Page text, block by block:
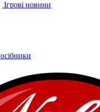
Ігрові новини